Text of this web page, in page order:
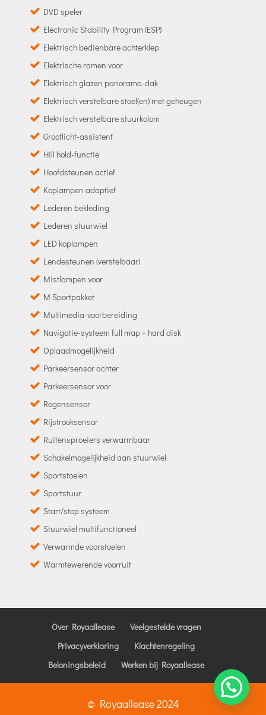
DVD speler
Electronic Stability Program (ESP)
Elektrisch bedienbare achterklep
Elektrische ramen voor
Elektrisch glazen panorama-dak
Elektrisch verstelbare stoel(en) met geheugen
Elektrisch verstelbare stuurkolom
Grootlicht-assistent
Hill hold-functie
Hoofdsteunen actief
Koplampen adaptief
Lederen bekleding
Lederen stuurwiel
LED koplampen
Lendesteunen (verstelbaar)
Mistlampen voor
M Sportpakket
Multimedia-voorbereiding
Navigatie-systeem full map + hard disk
Oplaadmogelijkheid
Parkeersensor achter
Parkeersensor voor
Regensensor
Rijstrooksensor
Ruitensproeiers verwarmbaar
Schakelmogelijkheid aan stuurwiel
Sportstoelen
Sportstuur
Start/stop systeem
Stuurwiel multifunctioneel
Verwarmde voorstoelen
Warmtewerende voorruit
Over Royaallease
Veelgestelde vragen
Privacyverklaring
Klachtenregeling
Beloningsbeleid
Werken bij Royaallease
© Royaallease 2024